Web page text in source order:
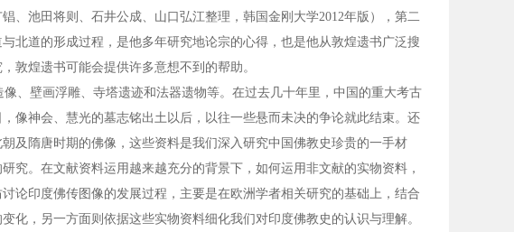
、池田将则、石井公成、山口弘江整理，韩国金刚大学2012年版），第二
北道的形成过程，是他多年研究地论宗的心得，也是他从敦煌遗书广泛搜
敦煌遗书可能会提供许多意想不到的帮助。
、壁画浮雕、寺塔遗迹和法器遗物等。在过去几十年里，中国的重大考古
像神会、慧光的墓志铭出土以后，以往一些悬而未决的争论就此结束。还
及隋唐时期的佛像，这些资料是我们深入研究中国佛教史珍贵的一手材
究。在文献资料运用越来越充分的背景下，如何运用非文献的实物资料，
论印度佛传图像的发展过程，主要是在欧洲学者相关研究的基础上，结合
化，另一方面则依据这些实物资料细化我们对印度佛教史的认识与理解。